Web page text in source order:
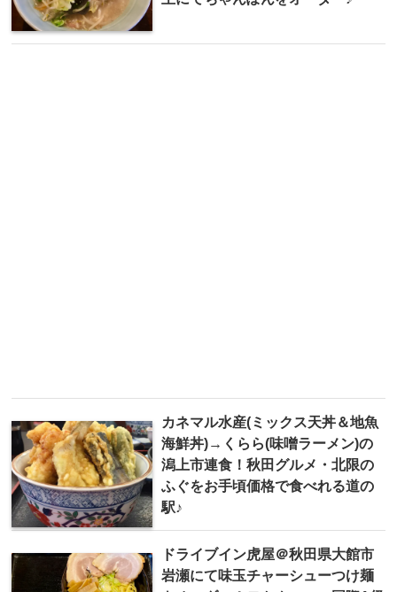
カネマル水産(ミックス天丼＆地魚
海鮮丼)→くらら(味噌ラーメン)の
潟上市連食！秋田グルメ・北限の
ふぐをお手頃価格で食べれる道の
駅♪
ドライブイン虎屋＠秋田県大館市
岩瀬にて味玉チャーシューつけ麺